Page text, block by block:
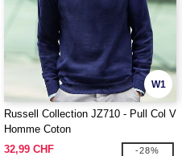
W1
Russell Collection JZ710 - Pull Col V
Homme Coton
32,99 CHF
-28%